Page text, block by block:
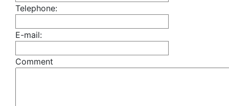
Telephone:
E-mail:
Comment